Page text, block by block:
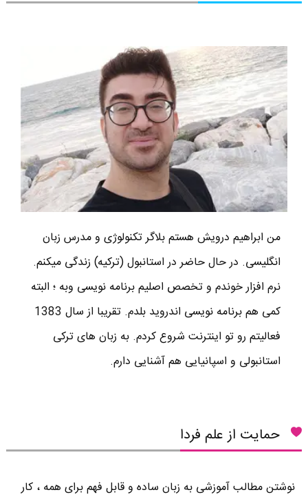
من ابراهیم درویش هستم بلاگر تکنولوژی و مدرس زبان
انگلیسی. در حال حاضر در استانبول (ترکیه) زندگی میکنم.
نرم افزار خوندم و تخصص اصلیم برنامه نویسی وبه ؛ البته
کمی هم برنامه نویسی اندروید بلدم. تقریبا از سال 1383
فعالیتم رو تو اینترنت شروع کردم. به زبان های ترکی
استانبولی و اسپانیایی هم آشنایی دارم.
حمایت از علم فردا
نوشتن مطالب آموزشی به زبان ساده و قابل فهم برای همه ، کار